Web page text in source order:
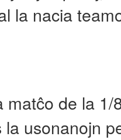
la nacia
matĉo de la
la usonanojn